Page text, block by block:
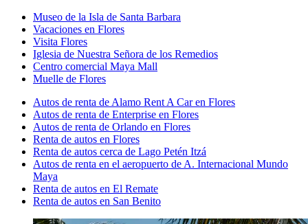
Museo de la Isla de Santa Barbara
Vacaciones en Flores
Visita Flores
Iglesia de Nuestra Señora de los Remedios
Centro comercial Maya Mall
Muelle de Flores
Autos de renta de Alamo Rent A Car en Flores
Autos de renta de Enterprise en Flores
Autos de renta de Orlando en Flores
Renta de autos en Flores
Renta de autos cerca de Lago Petén Itzá
Autos de renta en el aeropuerto de A. Internacional Mundo
Maya
Renta de autos en El Remate
Renta de autos en San Benito